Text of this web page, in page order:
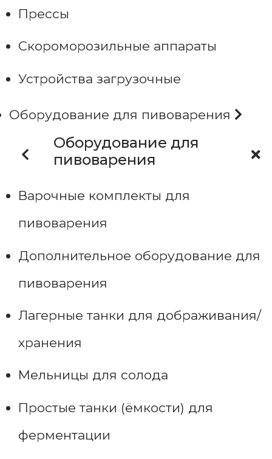
Прессы
Скороморозильные аппараты
Устройства загрузочные
Оборудование для пивоварения
Оборудование для
пивоварения
Варочные комплекты для
пивоварения
Дополнительное оборудование для
пивоварения
Лагерные танки для дображивания/
хранения
Мельницы для солода
Простые танки (ёмкости) для
ферментации